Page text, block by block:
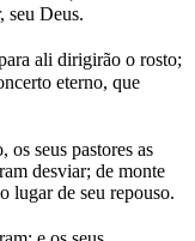
seu Deus.
ali dirigirão o rosto;
eterno, que
seus pastores as
desviar; de monte
lugar de seu repouso.